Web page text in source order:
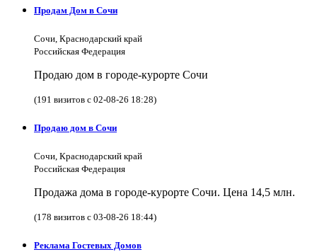
Продам Дом в Сочи
Сочи, Краснодарский край
Российская Федерация
Продаю дом в городе-курорте Сочи
(191 визитов с 02-08-26 18:28)
Продаю дом в Сочи
Сочи, Краснодарский край
Российская Федерация
Продажа дома в городе-курорте Сочи. Цена 14,5 млн.
(178 визитов с 03-08-26 18:44)
Реклама Гостевых Домов